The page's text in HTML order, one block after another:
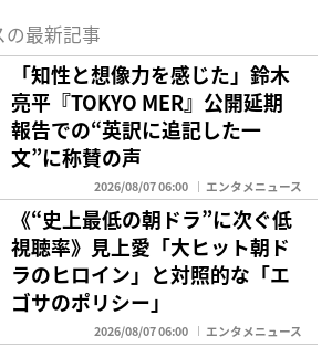
の最新記事
「知性と想像力を感じた」鈴木
亮平『TOKYO MER』公開延期
報告での“英訳に追記した一
文”に称賛の声
2026/08/07 06:00 エンタメニュース
《“史上最低の朝ドラ”に次ぐ低
視聴率》見上愛「大ヒット朝ド
ラのヒロイン」と対照的な「エ
ゴサのポリシー」
2026/08/07 06:00 エンタメニュース